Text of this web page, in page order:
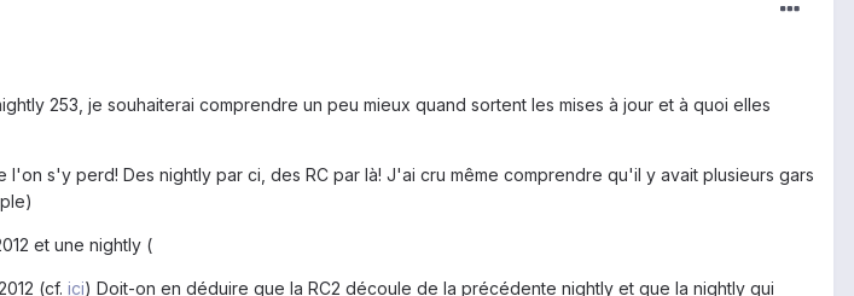
253, je souhaiterai comprendre un peu mieux quand sortent les mises à jour et à quoi elles
l'on s'y perd! Des nightly par ci, des RC par là! J'ai cru même comprendre qu'il y avait plusieurs gars
et une nightly (
(cf. ici) Doit-on en déduire que la RC2 découle de la précédente nightly et que la nightly qui